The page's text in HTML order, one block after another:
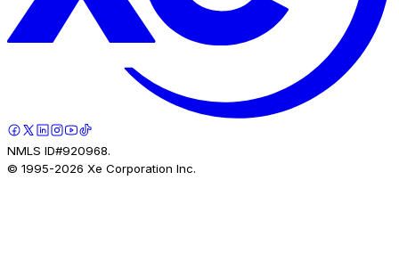
NMLS ID#920968.
© 1995-2026 Xe Corporation Inc.